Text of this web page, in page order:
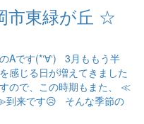
市東緑が丘 ☆
Aです(*‘∀‘) 3月ももう半
感じる日が増えてきました
ので、この時期もまた、 ≪
到来です😥 そんな季節の